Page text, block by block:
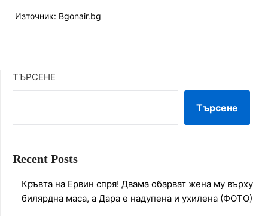
Източник: Bgonair.bg
ТЪРСЕНЕ
Търсене
Recent Posts
Кръвта на Ервин спря! Двама обарват жена му върху
билярдна маса, а Дара е надупена и ухилена (ФОТО)